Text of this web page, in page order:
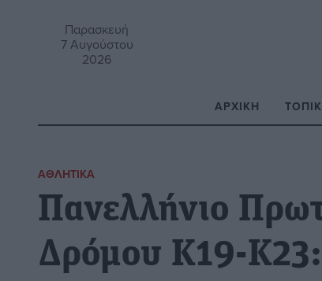
Παρασκευή
7 Αυγούστου
2026
ΑΡΧΙΚΉ
ΑΘΛΗΤΙΚΆ
Πανελλήνιο
Δρόμου Κ19-Κ23: